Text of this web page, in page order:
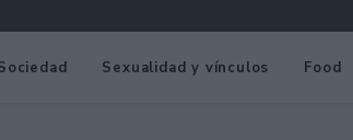
Sexualidad y vínculos Food